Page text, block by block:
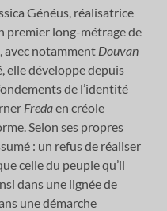
Généus, réalisatrice
premier long-métrage de
avec notamment Douvan
elle développe depuis
de l’identité
Fredaen créole
Selon ses propres
: un refus de réaliser
celle du peuple qu’il
dans une lignée de
une démarche